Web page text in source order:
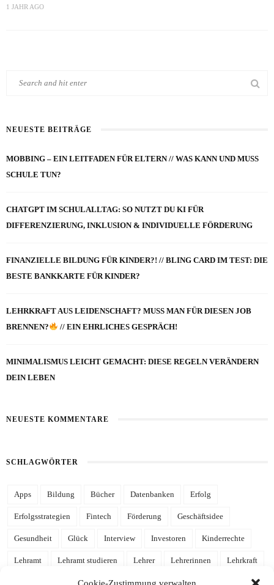
1 JAHR AGO
NEUESTE BEITRÄGE
MOBBING – EIN LEITFADEN FÜR ELTERN // WAS KANN UND MUSS
SCHULE TUN?
CHATGPT IM SCHULALLTAG: SO NUTZT DU KI FÜR
DIFFERENZIERUNG, INKLUSION & INDIVIDUELLE FÖRDERUNG
FINANZIELLE BILDUNG FÜR KINDER?! // BLING CARD IM TEST: DIE
BESTE BANKKARTE FÜR KINDER?
LEHRKRAFT AUS LEIDENSCHAFT? MUSS MAN FÜR DIESEN JOB
BRENNEN?
// EIN EHRLICHES GESPRÄCH!
MINIMALISMUS LEICHT GEMACHT: DIESE REGELN VERÄNDERN
DEIN LEBEN
NEUESTE KOMMENTARE
SCHLAGWÖRTER
Apps Bildung Bücher Datenbanken Erfolg
Erfolgsstrategien Fintech Förderung Geschäftsidee
Gesundheit Glück Interview Investoren Kinderrechte
Lehramt Lehramt studieren Lehrer Lehrerinnen Lehrkraft
Mathe Mathematik mehr Zeit